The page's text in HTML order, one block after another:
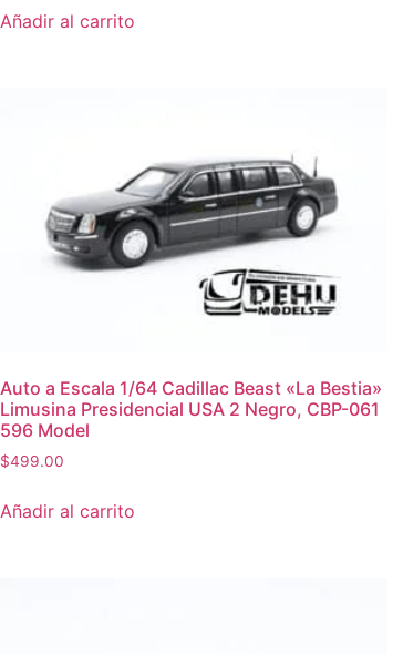
Añadir al carrito
Auto a Escala 1/64 Cadillac Beast «La Bestia»
Limusina Presidencial USA 2 Negro, CBP-061
596 Model
$499.00
Añadir al carrito